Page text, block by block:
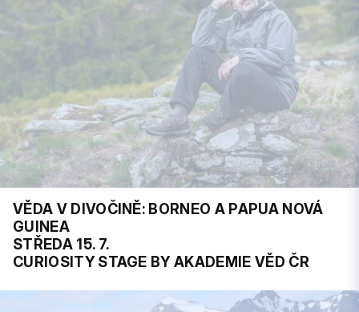
VĚDA V DIVOČINĚ: BORNEO A PAPUA NOVÁ
GUINEA
STŘEDA 15. 7.
CURIOSITY STAGE BY AKADEMIE VĚD ČR